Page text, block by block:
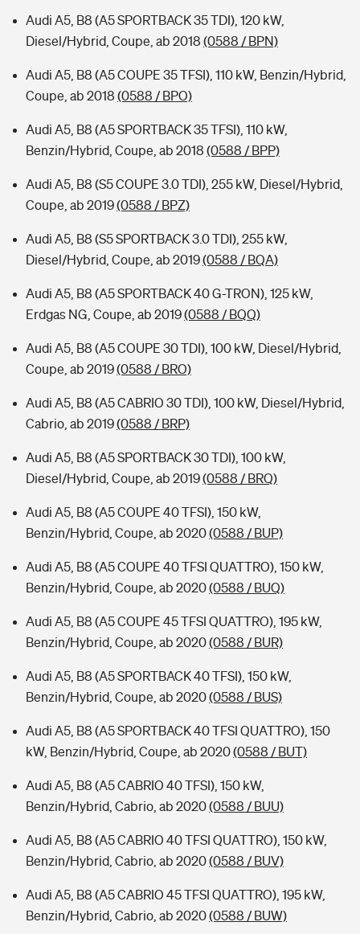
Audi A5, B8 (A5 SPORTBACK 35 TDI), 120 kW,
Diesel/Hybrid, Coupe, ab 2018 (0588 / BPN)
Audi A5, B8 (A5 COUPE 35 TFSI), 110 kW, Benzin/Hybrid,
Coupe, ab 2018 (0588 / BPO)
Audi A5, B8 (A5 SPORTBACK 35 TFSI), 110 kW,
Benzin/Hybrid, Coupe, ab 2018 (0588 / BPP)
Audi A5, B8 (S5 COUPE 3.0 TDI), 255 kW, Diesel/Hybrid,
Coupe, ab 2019(0588 / BPZ)
Audi A5, B8 (S5 SPORTBACK 3.0 TDI), 255 kW,
Diesel/Hybrid, Coupe, ab 2019(0588 / BQA)
Audi A5, B8 (A5 SPORTBACK 40 G-TRON), 125 kW,
Erdgas NG, Coupe, ab 2019(0588 / BQQ)
Audi A5, B8 (A5 COUPE 30 TDI), 100 kW, Diesel/Hybrid,
Coupe, ab 2019(0588 / BRO)
Audi A5, B8 (A5 CABRIO 30 TDI), 100 kW, Diesel/Hybrid,
Cabrio, ab 2019(0588 / BRP)
Audi A5, B8 (A5 SPORTBACK 30 TDI), 100 kW,
Diesel/Hybrid, Coupe, ab 2019(0588 / BRQ)
Audi A5, B8 (A5 COUPE 40 TFSI), 150 kW,
Benzin/Hybrid, Coupe, ab 2020(0588 / BUP)
Audi A5, B8 (A5 COUPE 40 TFSI QUATTRO), 150 kW,
Benzin/Hybrid, Coupe, ab 2020(0588 / BUQ)
Audi A5, B8 (A5 COUPE 45 TFSI QUATTRO), 195 kW,
Benzin/Hybrid, Coupe, ab 2020(0588 / BUR)
Audi A5, B8 (A5 SPORTBACK 40 TFSI), 150 kW,
Benzin/Hybrid, Coupe, ab 2020(0588 / BUS)
Audi A5, B8 (A5 SPORTBACK 40 TFSI QUATTRO), 150
kW, Benzin/Hybrid, Coupe, ab 2020(0588 / BUT)
Audi A5, B8 (A5 CABRIO 40 TFSI), 150 kW,
Benzin/Hybrid, Cabrio, ab 2020(0588 / BUU)
Audi A5, B8 (A5 CABRIO 40 TFSI QUATTRO), 150 kW,
Benzin/Hybrid, Cabrio, ab 2020(0588 / BUV)
Audi A5, B8 (A5 CABRIO 45 TFSI QUATTRO), 195 kW,
Benzin/Hybrid, Cabrio, ab 2020(0588 / BUW)